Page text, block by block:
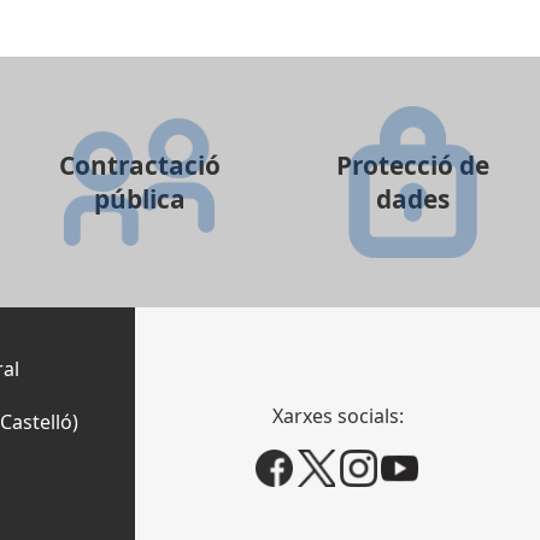
Contractació
pública
Protecció de
dades
Xarxes socials: